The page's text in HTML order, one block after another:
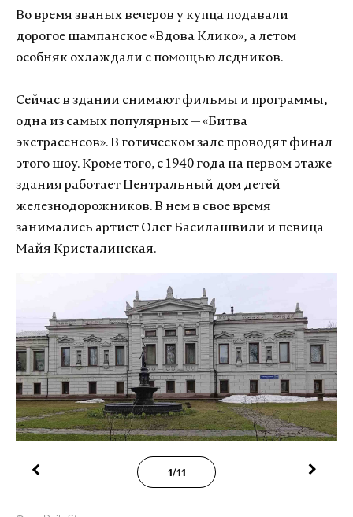
Во время званых вечеров у купца подавали
дорогое шампанское «Вдова Клико», а летом
особняк охлаждали с помощью ледников.
Сейчас в здании снимают фильмы и программы,
одна из самых популярных — «Битва
экстрасенсов». В готическом зале проводят финал
этого шоу. Кроме того, с 1940 года на первом этаже
здания работает Центральный дом детей
железнодорожников. В нем в свое время
занимались артист Олег Басилашвили и певица
Майя Кристалинская.
1/11